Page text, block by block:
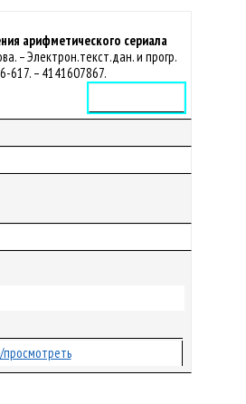
арифметического сериала
– Электрон.текст.дан. и прогр.
617. – 4141607867.